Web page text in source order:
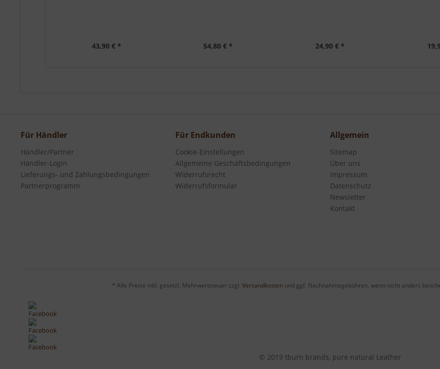
43,90 € * 54,80 € * 24,90 € *
Für Händler
Händler/Partner
Händler-Login
Lieferungs- und Zahlungsbedingungen
Partnerprogramm
Für Endkunden
Cookie-Einstellungen
Allgemeine Geschäftsbedingungen
Widerrufsrecht
Widerrufsformular
Allgemein
Sitemap
Über uns
Impressum
Datenschutz
Newsletter
Kontakt
* Alle Preise inkl. gesetzl. Mehrwertsteuer zzgl. Versandkosten und ggf. Nachnahmegebühren, wenn nicht anders
© 2019 tburn brands, pure natural Leather